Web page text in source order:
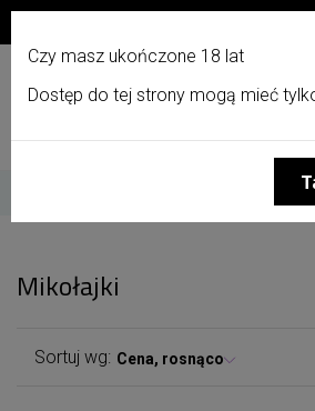
Menu Zaloguj się
Mikołajki
Sortuj wg: Cena, rosnąco
Czy masz ukończone 18 lat
Dostęp do tej strony mogą mieć